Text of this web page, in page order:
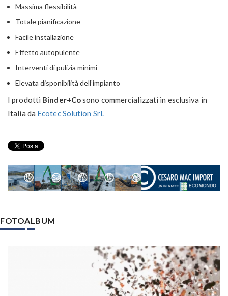
Massima flessibilità
Totale pianificazione
Facile installazione
Effetto autopulente
Interventi di pulizia minimi
Elevata disponibilità dell’impianto
I prodotti Binder+Cosono commercializzati in esclusiva in
Italia da Ecotec Solution Srl.
FOTOALBUM